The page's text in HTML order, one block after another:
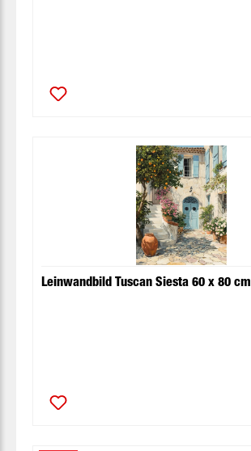
Leinwandbild Tuscan Siesta 60 x 80 cm